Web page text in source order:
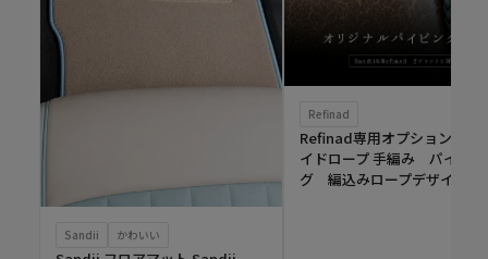
Sandii かわいい
Refinad
Refinad専用オプション ブ
イドロープ 手編み パイピン
グ 編込みロープデザイン